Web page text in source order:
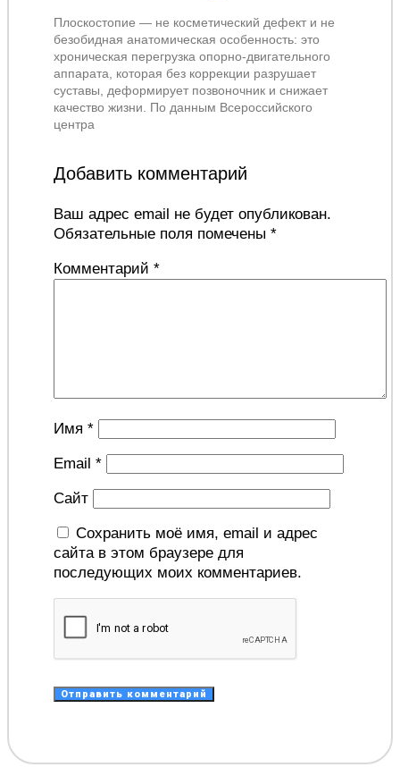
Плоскостопие — не косметический дефект и не
безобидная анатомическая особенность: это
хроническая перегрузка опорно-двигательного
аппарата, которая без коррекции разрушает
суставы, деформирует позвоночник и снижает
качество жизни. По данным Всероссийского
центра
Добавить комментарий
Ваш адрес email не будет опубликован.
Обязательные поля помечены *
Комментарий *
Имя *
Email *
Сайт
Сохранить моё имя, email и адрес
сайта в этом браузере для
последующих моих комментариев.